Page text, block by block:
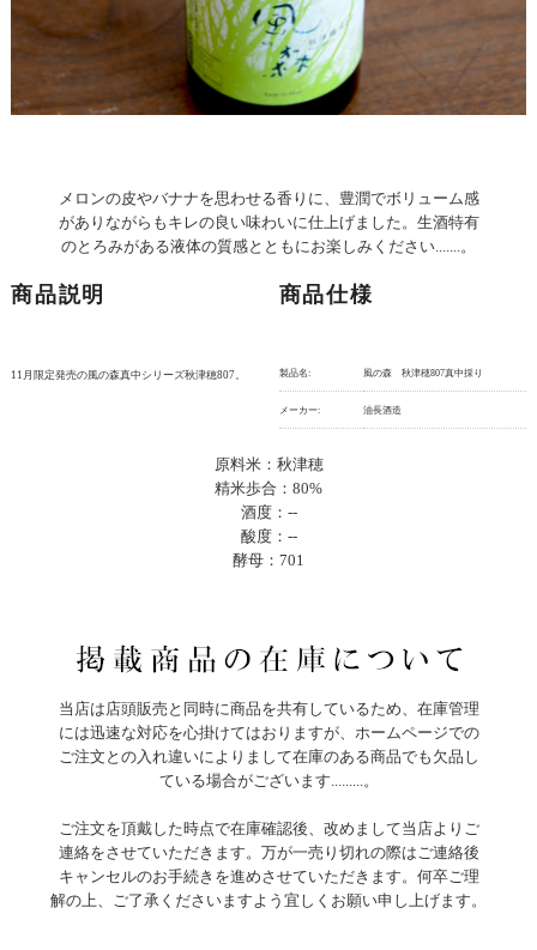
メロンの皮やバナナを思わせる香りに、豊潤でボリューム感
がありながらもキレの良い味わいに仕上げました。生酒特有
のとろみがある液体の質感とともにお楽しみください.......。
商品説明
11月限定発売の風の森真中シリーズ秋津穂807。
商品仕様
製品名: 風の森 秋津穂807真中採り
メーカー: 油長酒造
原料米：秋津穂
精米歩合：80%
酒度：--
酸度：--
酵母：701
当店は店頭販売と同時に商品を共有しているため、在庫管理
には迅速な対応を心掛けてはおりますが、ホームページでの
ご注文との入れ違いによりまして在庫のある商品でも欠品し
ている場合がございます.........。
ご注文を頂戴した時点で在庫確認後、改めまして当店よりご
連絡をさせていただきます。万が一売り切れの際はご連絡後
キャンセルのお手続きを進めさせていただきます。何卒ご理
解の上、ご了承くださいますよう宜しくお願い申し上げます。